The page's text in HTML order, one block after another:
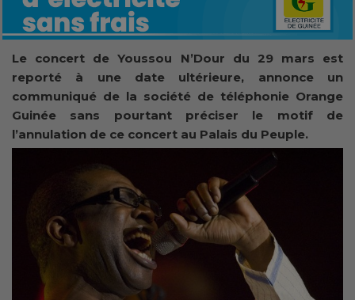
Le concert de Youssou N’Dour du 29 mars est
reporté à une date ultérieure, annonce un
communiqué de la société de téléphonie Orange
Guinée sans pourtant préciser le motif de
l’annulation de ce concert au Palais du Peuple.